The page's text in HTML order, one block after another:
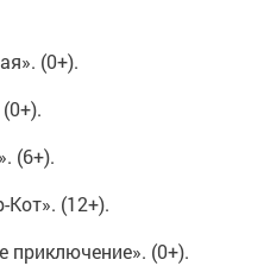
(0+).
(6+).
(12+).
(0+).